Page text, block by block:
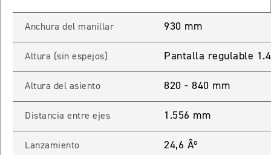
TIGER SPORT 660
Precio desde $10.090.000
TIGER 800 SPORT
Precio desde $11.690.000
Anchura del manillar 930 mm
Altura (sin espejos) Pantalla regulable
Altura del asiento 820 - 840 mm
Distancia entre ejes 1.556 mm
Lanzamiento 24,6 Âº